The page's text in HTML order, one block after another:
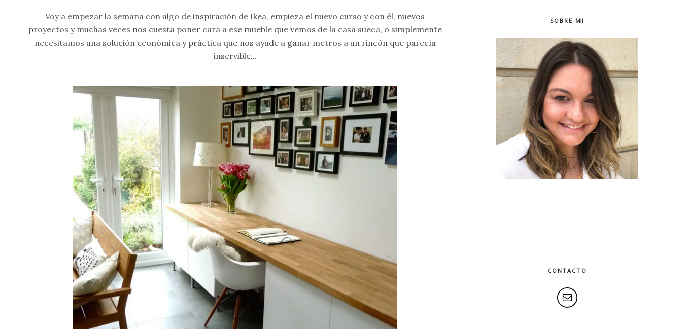
Voy a empezar la semana con algo de inspiración de Ikea, empieza el nuevo curso y con él, nuevos
proyectos y muchas veces nos cuesta poner cara a ese mueble que vemos de la casa sueca, o simplemente
necesitamos una solución económica y práctica que nos ayude a ganar metros a un rincón que parecía
inservible...
SOBRE MI
CONTACTO